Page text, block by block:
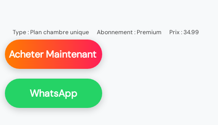
Type : Plan chambre unique Abonnement : Premium Prix : 34.99
Acheter Maintenant
WhatsApp